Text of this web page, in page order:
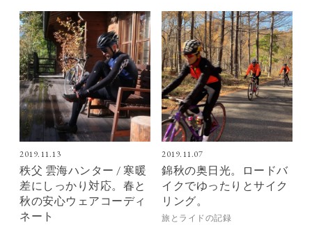
2019.11.13
秩父 雲海ハンター / 寒暖
差にしっかり対応。春と
秋の安心ウェアコーディ
ネート
2019.11.07
錦秋の奥日光。ロードバ
イクでゆったりとサイク
リング。
旅とライドの記録